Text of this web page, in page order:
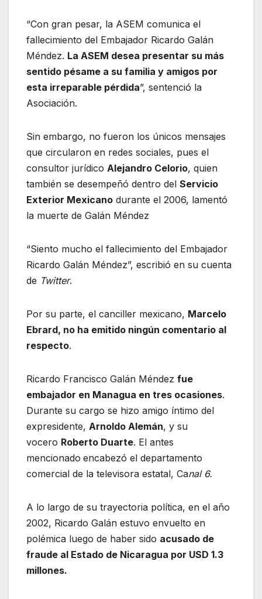
“Con gran pesar, la ASEM comunica el
fallecimiento del Embajador Ricardo Galán
Méndez. La ASEM desea presentar su más
sentido pésame a su familia y amigos por
esta irreparable pérdida”, sentenció la
Asociación.
Sin embargo, no fueron los únicos mensajes
que circularon en redes sociales, pues el
consultor jurídico Alejandro Celorio, quien
también se desempeñó dentro del Servicio
Exterior Mexicano durante el 2006, lamentó
la muerte de Galán Méndez
“Siento mucho el fallecimiento del Embajador
Ricardo Galán Méndez”, escribió en su cuenta
de Twitter.
Por su parte, el canciller mexicano, Marcelo
Ebrard, no ha emitido ningún comentario al
respecto.
Ricardo Francisco Galán Méndez fue
embajador en Managua en tres ocasiones.
Durante su cargo se hizo amigo íntimo del
expresidente, Arnoldo Alemán, y su
vocero Roberto Duarte. El antes
mencionado encabezó el departamento
comercial de la televisora estatal, Canal 6.
A lo largo de su trayectoria política, en el año
2002, Ricardo Galán estuvo envuelto en
polémica luego de haber sido acusado de
fraude al Estado de Nicaragua por USD 1.3
millones.